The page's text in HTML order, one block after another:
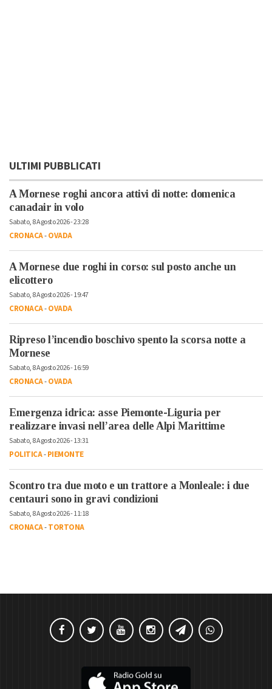
ULTIMI PUBBLICATI
A Mornese roghi ancora attivi di notte: domenica
canadair in volo
Sabato, 8 Agosto 2026 - 23:28
CRONACA-OVADA
A Mornese due roghi in corso: sul posto anche un
elicottero
Sabato, 8 Agosto 2026 - 19:47
CRONACA-OVADA
Ripreso l’incendio boschivo spento la scorsa notte a
Mornese
Sabato, 8 Agosto 2026 - 16:59
CRONACA-OVADA
Emergenza idrica: asse Piemonte-Liguria per
realizzare invasi nell’area delle Alpi Marittime
Sabato, 8 Agosto 2026 - 13:31
POLITICA-PIEMONTE
Scontro tra due moto e un trattore a Monleale: i due
centauri sono in gravi condizioni
Sabato, 8 Agosto 2026 - 11:18
CRONACA-TORTONA